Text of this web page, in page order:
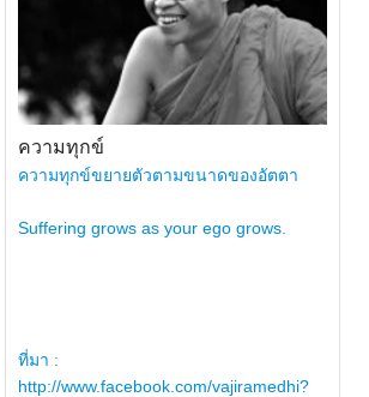
ความทุกข์
ความทุกข์ขยายตัวตามขนาดของอัตตา
Suffering grows as your ego grows.
ที่มา :
http://www.facebook.com/vajiramedhi?